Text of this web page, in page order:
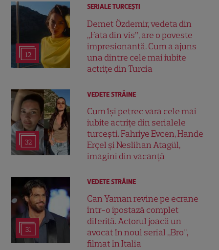
12
SERIALE TURCEŞTI
Demet Özdemir, vedeta din
„Fata din vis”, are o poveste
impresionantă. Cum a ajuns
una dintre cele mai iubite
actrițe din Turcia
32
VEDETE STRĂINE
Cum își petrec vara cele mai
iubite actrițe din serialele
turcești. Fahriye Evcen, Hande
Erçel și Neslihan Atagül,
imagini din vacanță
31
VEDETE STRĂINE
Can Yaman revine pe ecrane
într-o ipostază complet
diferită. Actorul joacă un
avocat în noul serial „Bro”,
filmat în Italia